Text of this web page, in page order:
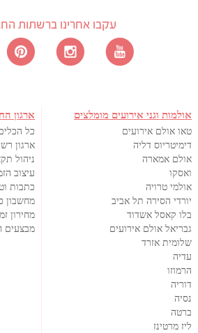
עקבו אחרינו ברשתות
אולמות וגני אירועים מומלצים
טאו אולם אירועים
דימיטריוס דליה
אולם אמארה
ואסקו
אולמי טרויה
יורדי הסירה תל אביב
בלו קאסל אשדוד
גבריאל אולם אירועים
שלומית אזרד
עדיה
הרמוזו
דוריה
נסיה
ברטה
ליז מרטינז
ארגון
כל
ארגון
ניהול
עיצוב
כתבות
מחשבון
מחירון
מבצעים